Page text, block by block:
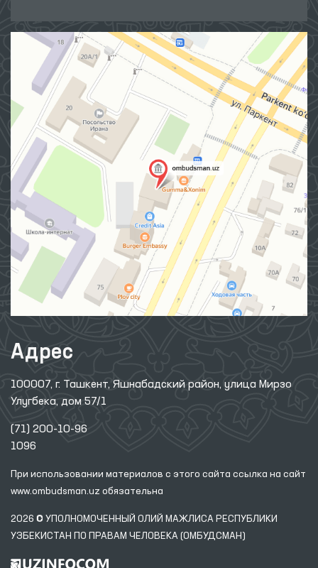
Адрес
100007, г. Ташкент, Яшнабадский район, улица Мирзо
Улугбека, дом 57/1
(71) 200-10-96
1096
При использовании материалов с этого сайта ссылка на сайт
www.ombudsman.uz обязательна
2026 © УПОЛНОМОЧЕННЫЙ ОЛИЙ МАЖЛИСА РЕСПУБЛИКИ
УЗБЕКИСТАН ПО ПРАВАМ ЧЕЛОВЕКА (ОМБУДСМАН)